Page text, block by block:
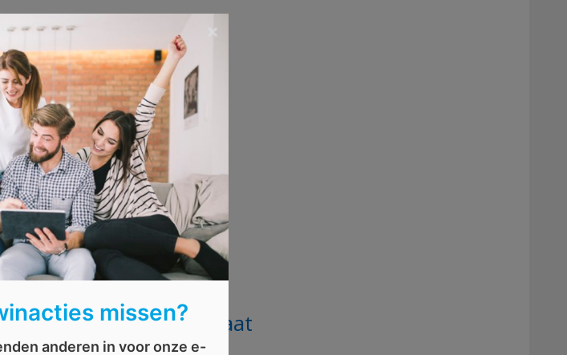
Google thermostaat
missen?
anderen in voor onze e-
×